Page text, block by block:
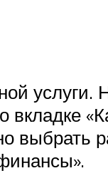
услуги.
вкладке
выбрать